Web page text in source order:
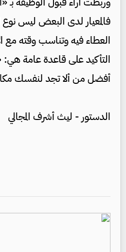
فالمعيار لدى البعض ليس
العطاء فيه وتناسب وقته مع
التأكيد على قاعدة عامة
أفضل من ألا تجد لنفسك
الدستور - ليث أشرف المجالي